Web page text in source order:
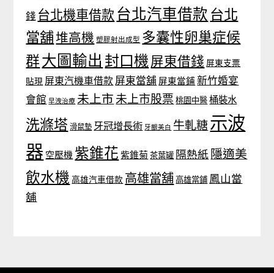
錢 台北機車借款 台北汽車借款 台北
當舖堆高機 塑膠射出成型 多囊性卵巢症候
群大圖輸出 封口機 屏東借錢 屏東支票
貼現 屏東汽機車借款 屏東當舖 屏東當鋪 新竹婚宴
會館 早洩治療 未上市 未上市股票 桃園中醫 桶裝水
洗滌塔 滑鼠墊 牙冠增長術 牙齦美白 牛軋糖示波
器 空壓機 紫錐花 紫錐菊 茶葉罐 隔熱紙 隱適美
飲水機 高雄汽車借款 高雄當舖 高雄當鋪 鳳山當
舖